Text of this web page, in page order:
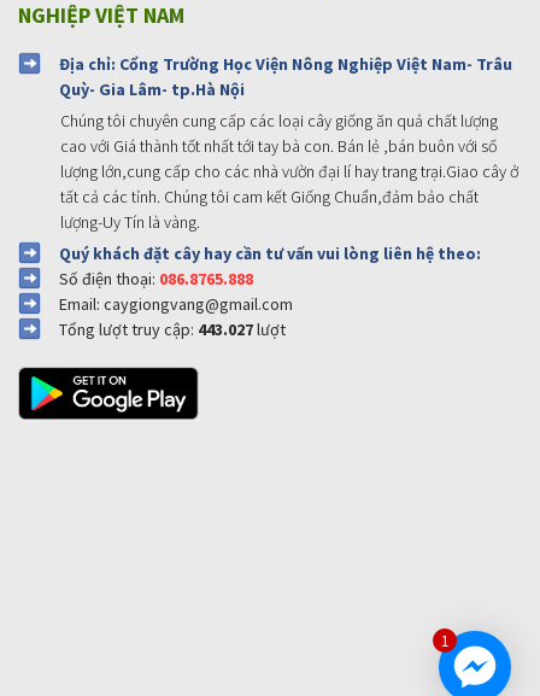
1
NGHIỆP VIỆT NAM
Địa chỉ: Cổng Trường Học Viện Nông Nghiệp Việt Nam- Trâu
Quỳ- Gia Lâm- tp.Hà Nội
Chúng tôi chuyên cung cấp các loại cây giống ăn quả chất lượng
cao với Giá thành tốt nhất tới tay bà con. Bán lẻ ,bán buôn với số
lượng lớn,cung cấp cho các nhà vườn đại lí hay trang trại.Giao cây ở
tất cả các tỉnh. Chúng tôi cam kết Giống Chuẩn,đảm bảo chất
lượng-Uy Tín là vàng.
Quý khách đặt cây hay cần tư vấn vui lòng liên hệ theo:
Số điện thoại: 086.8765.888
Email: caygiongvang@gmail.com
Tổng lượt truy cập: 443.027lượt